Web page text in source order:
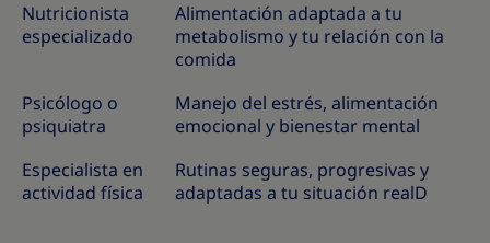
Nutricionista
especializado
Alimentación adaptada a tu
metabolismo y tu relación con la
comida
Psicólogo o
psiquiatra
Manejo del estrés, alimentación
emocional y bienestar mental
Especialista en
actividad física
Rutinas seguras, progresivas y
adaptadas a tu situación realD